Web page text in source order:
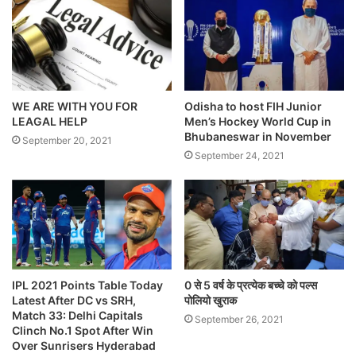
WE ARE WITH YOU FOR
LEAGAL HELP
September 20, 2021
Odisha to host FIH Junior
Men’s Hockey World Cup in
Bhubaneswar in November
September 24, 2021
IPL 2021 Points Table Today
Latest After DC vs SRH,
Match 33: Delhi Capitals
Clinch No.1 Spot After Win
Over Sunrisers Hyderabad
0 से 5 वर्ष के प्रत्येक बच्चे को पल्स
पोलियो खुराक
September 26, 2021